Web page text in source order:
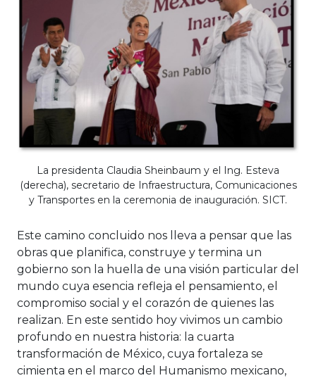
La presidenta Claudia Sheinbaum y el Ing. Esteva
(derecha), secretario de Infraestructura, Comunicaciones
y Transportes en la ceremonia de inauguración. SICT.
Este camino concluido nos lleva a pensar que las
obras que planifica, construye y termina un
gobierno son la huella de una visión particular del
mundo cuya esencia refleja el pensamiento, el
compromiso social y el corazón de quienes las
realizan. En este sentido hoy vivimos un cambio
profundo en nuestra historia: la cuarta
transformación de México, cuya fortaleza se
cimienta en el marco del Humanismo mexicano,